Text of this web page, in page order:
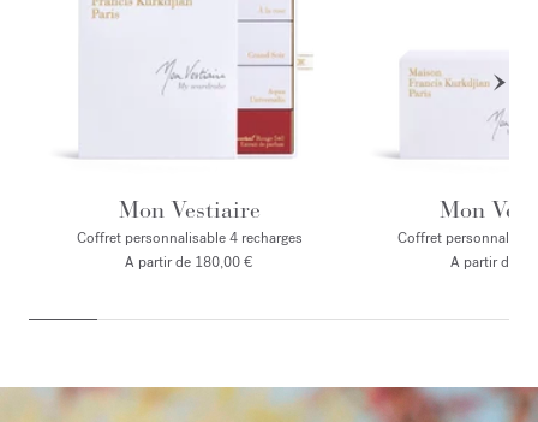
Mon Vestiaire
Coffret personnalisable 4 recharges
A partir de 180,00 €
Mon
Coffret
A partir de